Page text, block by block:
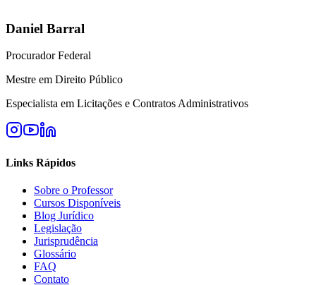
Daniel Barral
Procurador Federal
Mestre em Direito Público
Especialista em Licitações e Contratos Administrativos
Links Rápidos
Sobre o Professor
Cursos Disponíveis
Blog Jurídico
Legislação
Jurisprudência
Glossário
FAQ
Contato